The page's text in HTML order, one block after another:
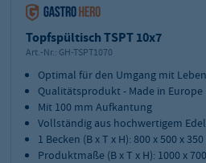
Topfspültisch TSPT 10x7
Art.-Nr.: GH-TSPT1070
Optimal für den Umgang mit
Qualitätsprodukt - Made in Europe
Mit 100 mm Aufkantung
Vollständig aus hochwertigem
1 Becken (B x T x H): 800 x 500 x
Produktmaße (B x T x H): 1000 x